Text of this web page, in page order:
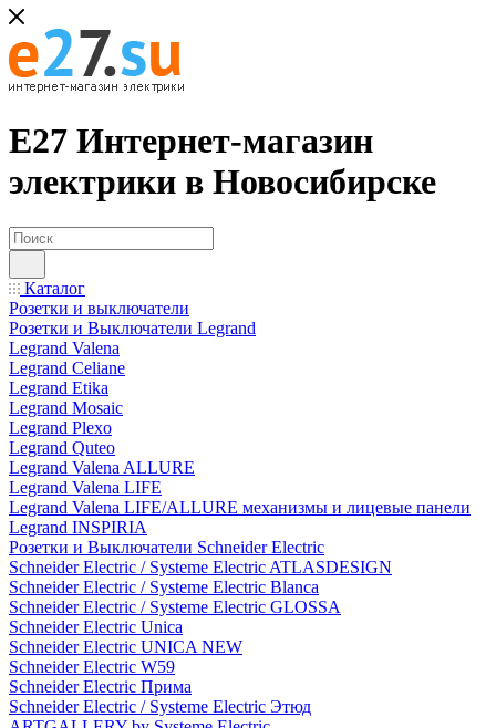
Е27 Интернет-магазин
электрики в Новосибирске
Каталог
Розетки и выключатели
Розетки и Выключатели Legrand
Legrand Valena
Legrand Celiane
Legrand Etika
Legrand Mosaic
Legrand Plexo
Legrand Quteo
Legrand Valena ALLURE
Legrand Valena LIFE
Legrand Valena LIFE/ALLURE механизмы и лицевые панели
Legrand INSPIRIA
Розетки и Выключатели Schneider Electric
Schneider Electric / Systeme Electric ATLASDESIGN
Schneider Electric / Systeme Electric Blanca
Schneider Electric / Systeme Electric GLOSSA
Schneider Electric Unica
Schneider Electric UNICA NEW
Schneider Electric W59
Schneider Electric Прима
Schneider Electric / Systeme Electric Этюд